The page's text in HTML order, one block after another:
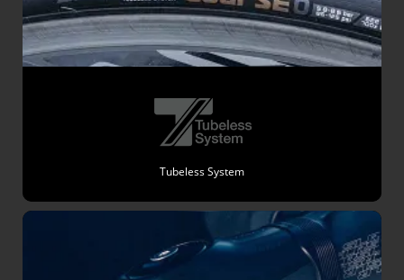
Tubeless System